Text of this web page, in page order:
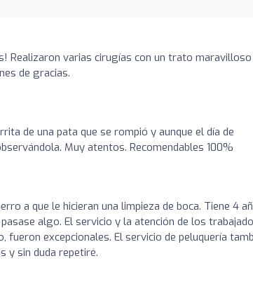
Realizaron varias cirugías con un trato maravilloso
de gracias.
de una pata que se rompió y aunque el día de
Muy atentos. Recomendables 100%
a que le hicieran una limpieza de boca. Tiene 4
algo. El servicio y la atención de los
excepcionales. El servicio de peluquería
y sin duda repetiré.